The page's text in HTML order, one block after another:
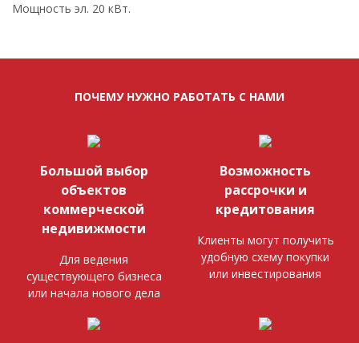
Мощность эл. 20 кВт.
ПОЧЕМУ НУЖНО РАБОТАТЬ С НАМИ
Большой выбор
объектов
коммерческой
недивижмости
Для ведения
существующего бизнеса
или начала нового дела
Возможность
рассрочки и
кредитования
Клиенты могут получить
удобную схему покупки
или инвестирования